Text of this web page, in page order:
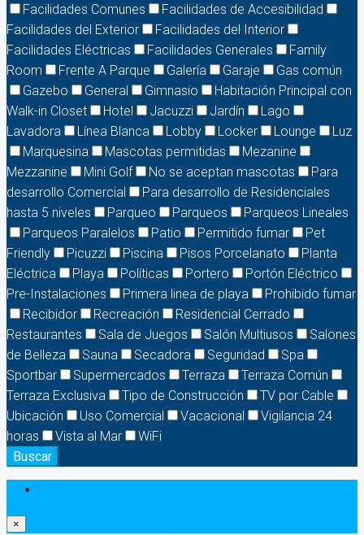
Facilidades Comunes
Facilidades de Accesibilidad
Facilidades del Exterior
Facilidades del Interior
Facilidades Eléctricas
Facilidades Generales
Family
Room
Frente A Parque Galería Garaje
Gas común
Gazebo
General Gimnasio
Habitación Principal con
Walk-in Closet
Hotel Jacuzzi Jardín
Lago
Lavadora
Línea Blanca Lobby Locker Lounge
Luz
Marquesina
Mascotas permitidas
Mezanine
Mezzanine
Mini Golf No se aceptan mascotas
Para
desarrollo Comercial
Para desarrollo de Residenciales
hasta 5 niveles
Parqueo Parqueos
Parqueos Lineales
Parqueos Paralelos
Patio Permitido fumar
Pet
Friendly
Picuzzi Piscina Pisos Porcelanato
Planta
Eléctrica
Playa Políticas Portero
Portón Eléctrico
Pre-Instalaciones
Primera linea de playa
Prohibido fumar
Recibidor
Recreación
Residencial Cerrado
Restaurantes
Sala de Juegos Salón Multiusos
Salones
de Belleza
Sauna Secadora Seguridad
Spa
Sportbar
Supermercados Terraza
Terraza Común
Terraza Exclusiva
Tipo de Construcción
TV por Cable
Ubicación
Uso Comercial Vacacional
Vigilancia 24
horas
Vista al Mar
WiFi
Buscar
×